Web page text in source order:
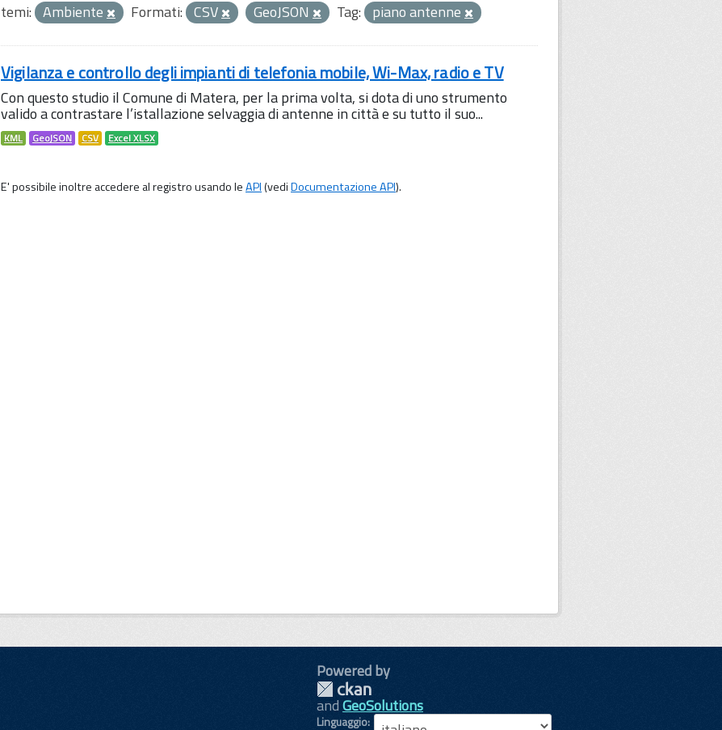
temi: Ambiente Formati: CSV GeoJSON Tag: piano antenne
Vigilanza e controllo degli impianti di telefonia mobile, Wi-Max, radio e TV
Con questo studio il Comune di Matera, per la prima volta, si dota di uno strumento
valido a contrastare l’istallazione selvaggia di antenne in città e su tutto il suo...
KML GeoJSON CSV Excel XLSX
E' possibile inoltre accedere al registro usando leAPI(vediDocumentazione API).
Powered by
andGeoSolutions
Linguaggio